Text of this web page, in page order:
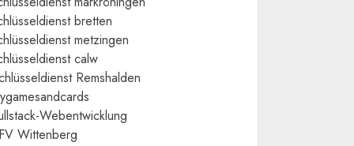
bretten
metzingen
calw
Remshalden
Webentwicklung
Wittenberg